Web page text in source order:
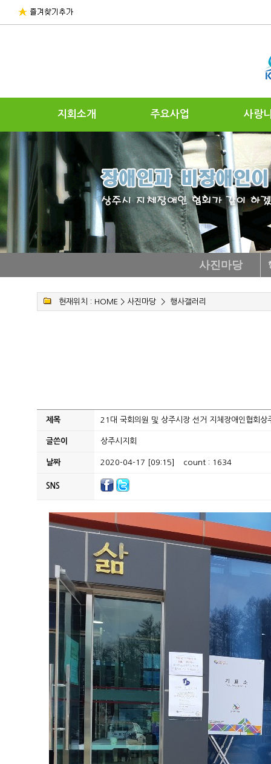
지회소개 주요사업 사랑
사진마당
현재위치 : HOME > 사진마당> 행사갤러리
제목 21대 국회의원 및 상주시장 선거 지체장애인협회상
글쓴이 상주시지회
날짜 2020-04-17 [09:15] count : 1634
SNS